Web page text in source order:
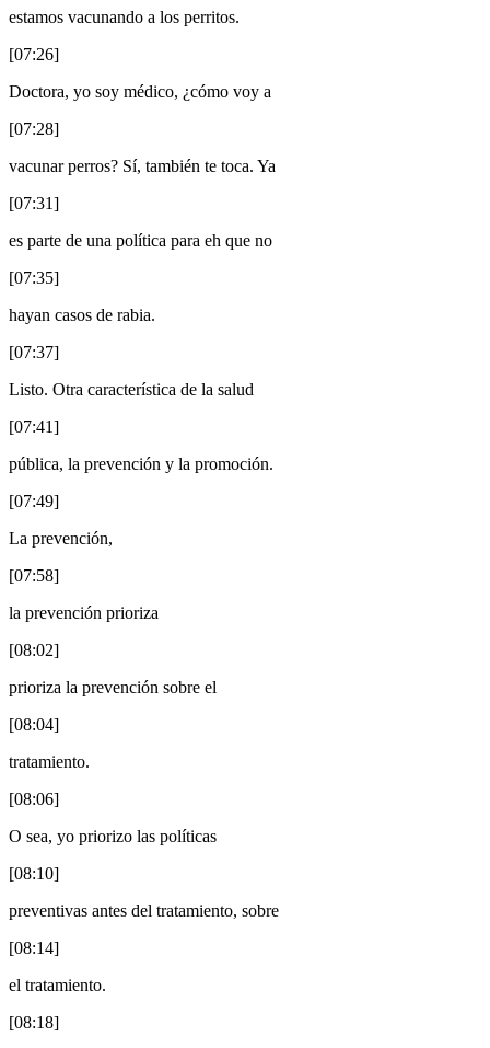
estamos vacunando a los perritos.
[07:26]
Doctora, yo soy médico, ¿cómo voy a
[07:28]
vacunar perros? Sí, también te toca. Ya
[07:31]
es parte de una política para eh que no
[07:35]
hayan casos de rabia.
[07:37]
Listo. Otra característica de la salud
[07:41]
pública, la prevención y la promoción.
[07:49]
La prevención,
[07:58]
la prevención prioriza
[08:02]
prioriza la prevención sobre el
[08:04]
tratamiento.
[08:06]
O sea, yo priorizo las políticas
[08:10]
preventivas antes del tratamiento, sobre
[08:14]
el tratamiento.
[08:18]